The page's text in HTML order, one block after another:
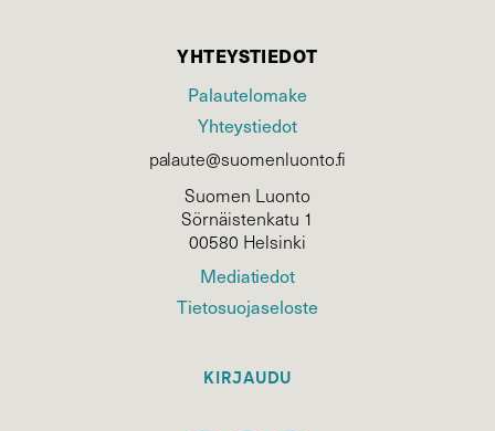
YHTEYSTIEDOT
Palautelomake
Yhteystiedot
palaute@suomenluonto.fi
Suomen Luonto
Sörnäistenkatu 1
00580 Helsinki
Mediatiedot
Tietosuojaseloste
KIRJAUDU